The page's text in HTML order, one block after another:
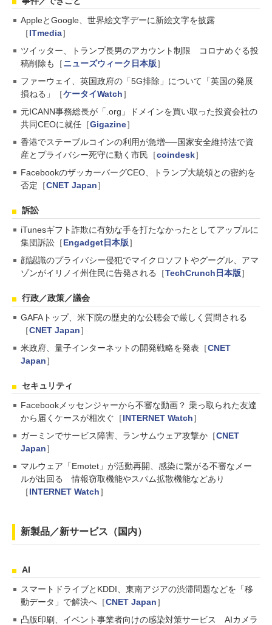
AppleとGoogle、世界絵文字デーに新絵文字を披露
［ITmedia］
ツイッター、トランプ長男のアカウント制限 コロナめぐる投
稿削除も［ニューズウィーク日本版］
ファーウェイ、英国政府の「5G排除」について「英国の発展
損ねる」［ケータイWatch］
元ICANN事務総長が「.org」ドメインを買い取った投資会社の
共同CEOに就任［Gigazine］
香港でステーブルコインの利用が急増──国家安全維持法で資
産とプライバシー死守に動く市民［coindesk］
FacebookのザッカーバーグCEO、トランプ大統領との密約を
否定［CNET Japan］
訴訟
iTunesギフト詐欺に有効な手を打たなかったとしてアップルに
集団訴訟［Engadget日本版］
顔認識のプライバシー侵犯でマイクロソフトやグーグル、アマ
ゾンがイリノイ州住民に告発される［TechCrunch日本版］
行政／政策／議会
GAFAトップ、米下院の歴史的な公聴会で厳しく質問される
［CNET Japan］
米政府、量子インターネットの開発戦略を発表［CNET
Japan］
セキュリティ
Facebookメッセンジャーから不審な動画？ 乗っ取られた友達
から届くケースが相次ぐ［INTERNET Watch］
ガーミンでサービス障害、ランサムウェア攻撃か［CNET
Japan］
マルウェア「Emotet」が活動再開、感染に繋がる不審なメー
ルが出回る 情報窃取機能やスパム拡散機能などあり
［INTERNET Watch］
新製品／新サービス（国内）
AI
スマートドライブとKDDI、東南アジアの渋滞問題などを「移
動データ」で解決へ［CNET Japan］
凸版印刷、イベント事業者向けの感染対策サービス AIカメラ